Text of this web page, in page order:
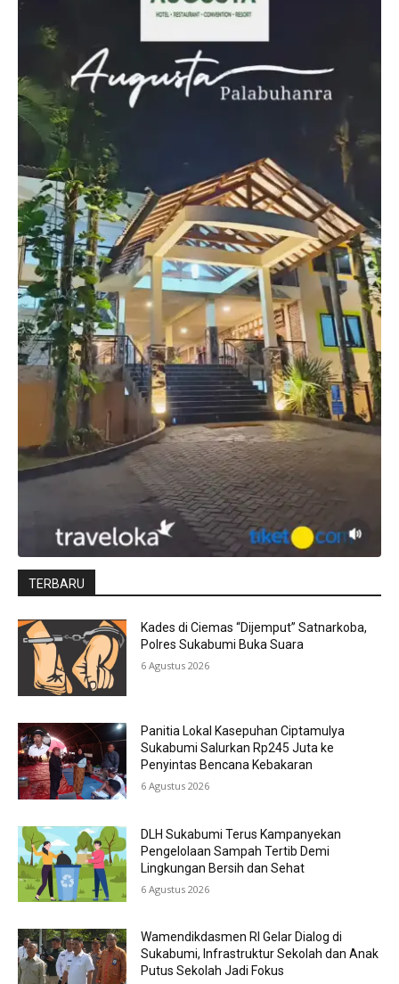
TERBARU
Kades di Ciemas “Dijemput” Satnarkoba,
Polres Sukabumi Buka Suara
6 Agustus 2026
Panitia Lokal Kasepuhan Ciptamulya
Sukabumi Salurkan Rp245 Juta ke
Penyintas Bencana Kebakaran
6 Agustus 2026
DLH Sukabumi Terus Kampanyekan
Pengelolaan Sampah Tertib Demi
Lingkungan Bersih dan Sehat
6 Agustus 2026
Wamendikdasmen RI Gelar Dialog di
Sukabumi, Infrastruktur Sekolah dan Anak
Putus Sekolah Jadi Fokus